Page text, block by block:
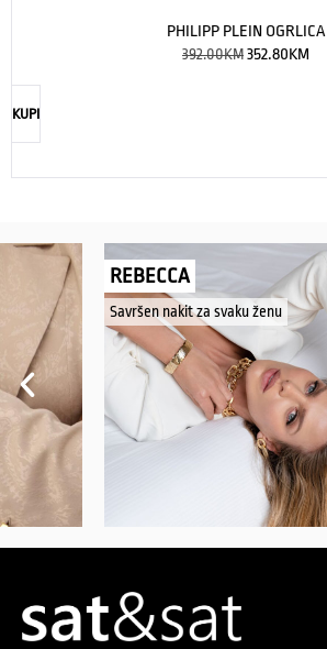
PHILIPP PLEIN OGRLICA
392.00KM352.80KM
KUPI
REBECCA
Savršen nakit za svaku ženu